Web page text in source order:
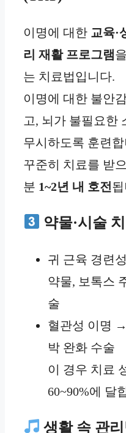
이명에 대한 교육·
리 재활 프로그램
는 치료법입니다.
이명에 대한 불안
고, 뇌가 불필요한
무시하도록 훈련
꾸준히 치료를 받
분 1~2년 내 호전
약물·시술
귀 근육 경련
약물, 보톡스
술
혈관성 이명
박 완화 수술
이 경우 치료
60~90%에 달
생활 속 관리